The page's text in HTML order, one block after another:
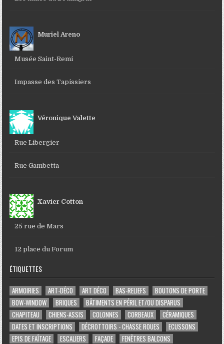
Muriel Areno
Musée Saint-Remi
Impasse des Tapissiers
Véronique Valette
Rue Libergier
Rue Gambetta
Xavier Cotton
25 rue de Mars
12 place du Forum
ÉTIQUETTES
ARMOIRIES ART-DÉCO ART DÉCO BAS-RELIEFS
BOUTONS DE PORTE
BOW-WINDOW
BRIQUES
BÂTIMENTS EN PÉRIL ET/OU DISPARUS
CHAPITEAU
CHIENS-ASSIS COLONNES CORBEAUX
CÉRAMIQUES
DATES ET INSCRIPTIONS
DÉCROTTOIRS - CHASSE ROUES
ECUSSONS
EPIS DE FAÎTAGE
ESCALIERS FAÇADE
FENÊTRES BALCONS